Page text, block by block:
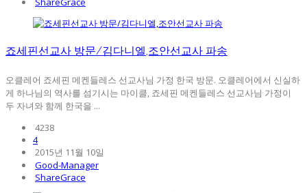
죠세핀선교사 방문/김다니엘,조안선교사 파송
오클레어 죠세핀 메켄들레스 선교사님 가정 한국 방문. 오클레어에서 신실하
게 하나님의 역사를 섬기시는 마이클, 죠세핀 메켄들레스 선교사님 가정이
두 자녀와 함께 한국을 ...
4238
4
2015년 11월 10일
Good-Manager
ShareGrace